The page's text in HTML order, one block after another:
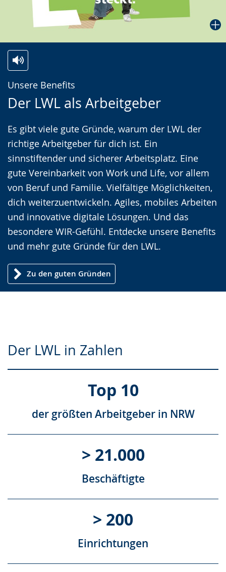
c
h
e
w
i
d
a
n
g
e
z
e
i
g
Unsere Benefits
Der LWL als Arbeitgeber
Es gibt viele gute Gründe, warum der LWL der
richtige Arbeitgeber für dich ist. Ein
sinnstiftender und sicherer Arbeitsplatz. Eine
gute Vereinbarkeit von Work und Life, vor allem
von Beruf und Familie. Vielfältige Möglichkeiten,
dich weiterzuentwickeln. Agiles, mobiles Arbeiten
und innovative digitale Lösungen. Und das
besondere WIR-Gefühl. Entdecke unsere Benefits
und mehr gute Gründe für den LWL.
Zu den guten Gründen
Leichten
Sprache
Audio-
Unterstützung.
Video
in
Gebärdensprache
wird
angezeigt.
Der LWL in Zahlen
Top 10
der größten Arbeitgeber in NRW
> 21.000
Beschäftigte
> 200
Einrichtungen